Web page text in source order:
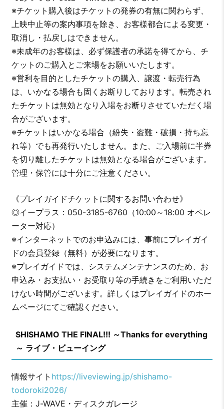
※チケット購入後はチケットの発券の有無に関わらず、
上映中止等の案内事項を除き、お客様都合による変更・
取消し・払戻しはできません。
※未成年のお客様は、必ず保護者の承諾を得てから、チ
ケットのご購入とご来場をお願いいたします。
※営利を目的としたチケットの購入、譲渡・転売行為
は、いかなる場合も固くお断りしております。転売され
たチケットは無効となり入場をお断りさせていただく場
合がございます。
※チケットはいかなる場合（紛失・盗難・破損・持ち忘
れ等）でも再発行いたしません。また、ご入場前に半券
を切り離したチケットは無効となる場合がございます。
管理・保管には十分にご注意ください。
《プレイガイドチケットに関するお問い合わせ》
◎イープラス：050-3185-6760（10:00～18:00 オペレ
ーター対応）
※インターネットでのお申込みには、事前にプレイガイ
ドの会員登録（無料）が必要になります。
※プレイガイドでは、システムメンテナンスのため、お
申込み・お支払い・お受取り等の手続きをご利用いただ
けない時間がございます。詳しくはプレイガイドのホー
ムページにてご確認ください。
SHISHAMO THE FINAL!!! ～Thanks for everything
～ ライブ・ビューイング
情報サイト https://liveviewing.jp/shishamo-
todoroki2026/
主催：J-WAVE・ディスクガレージ